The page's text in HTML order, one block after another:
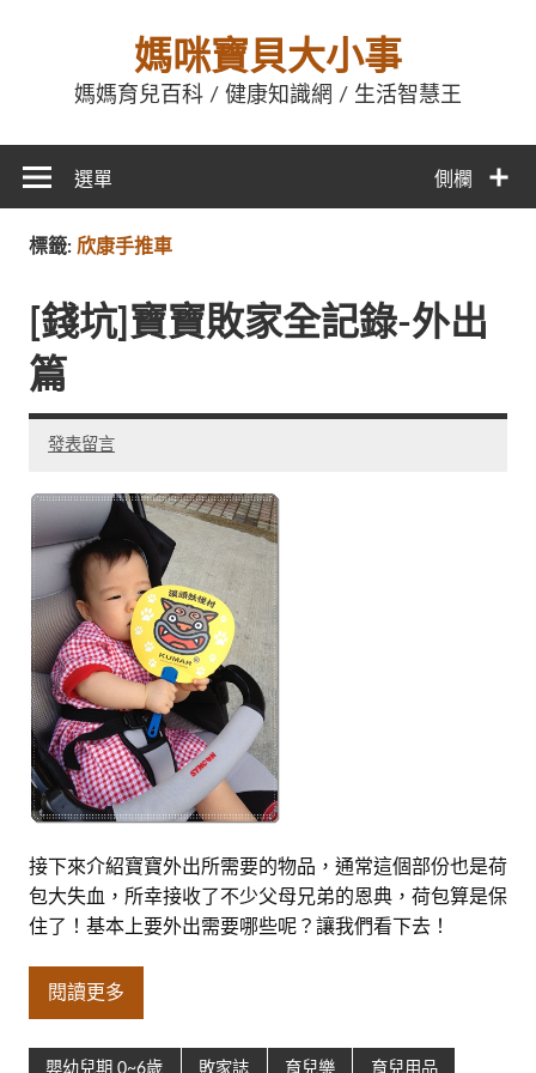
媽咪寶貝大小事
媽媽育兒百科 / 健康知識網 / 生活智慧王
側欄
選單
標籤: 欣康手推車
[錢坑]寶寶敗家全記錄-外出
篇
發表留言
接下來介紹寶寶外出所需要的物品，通常這個部份也是荷
包大失血，所幸接收了不少父母兄弟的恩典，荷包算是保
住了！基本上要外出需要哪些呢？讓我們看下去！
閱讀更多
嬰幼兒期 0~6歲 敗家誌 育兒樂 育兒用品